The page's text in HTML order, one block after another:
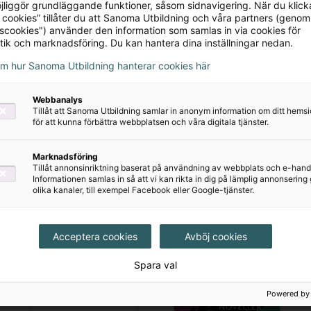
i pågående
impulser är ett
läromedel i svenska
med...
flexibelt lärarmaterial
omfattande
som sätter...
grundläggande funktioner, såsom sidnavigering. När du
cookies” tillåter du att Sanoma Utbildning och våra partners
använder den information som samlas in via cookies för
och marknadsföring. Du kan hantera dina inställningar nedan.
hur Sanoma Utbildning hanterar cookies här
Webbanalys
Tillåt att Sanoma Utbildning samlar in anonym information om ditt
för att kunna förbättra webbplatsen och våra digitala tjänster.
Marknadsföring
Tillåt annonsinriktning baserat på användning av webbplats och e-
Informationen samlas in så att vi kan rikta in dig på lämplig annonsering
olika kanaler, till exempel Facebook eller Google-tjänster.
Acceptera cookies Avböj cookies
Spara val
Powered by